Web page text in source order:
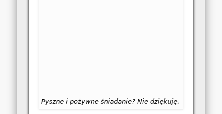
Pyszne i pożywne śniadanie? Nie dziękuję.